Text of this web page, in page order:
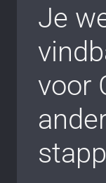
Je
voor